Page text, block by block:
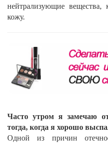
нейтрализующие вещества,
кожу.
Часто утром я замечаю
тогда, когда я хорошо
Одной из причин